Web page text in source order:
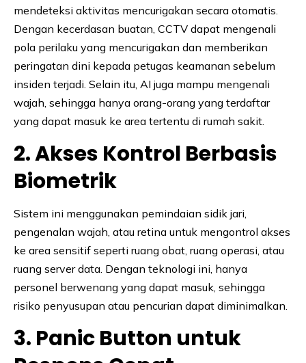
mendeteksi aktivitas mencurigakan secara otomatis.
Dengan kecerdasan buatan, CCTV dapat mengenali
pola perilaku yang mencurigakan dan memberikan
peringatan dini kepada petugas keamanan sebelum
insiden terjadi. Selain itu, AI juga mampu mengenali
wajah, sehingga hanya orang-orang yang terdaftar
yang dapat masuk ke area tertentu di rumah sakit.
2. Akses Kontrol Berbasis
Biometrik
Sistem ini menggunakan pemindaian sidik jari,
pengenalan wajah, atau retina untuk mengontrol akses
ke area sensitif seperti ruang obat, ruang operasi, atau
ruang server data. Dengan teknologi ini, hanya
personel berwenang yang dapat masuk, sehingga
risiko penyusupan atau pencurian dapat diminimalkan.
3. Panic Button untuk